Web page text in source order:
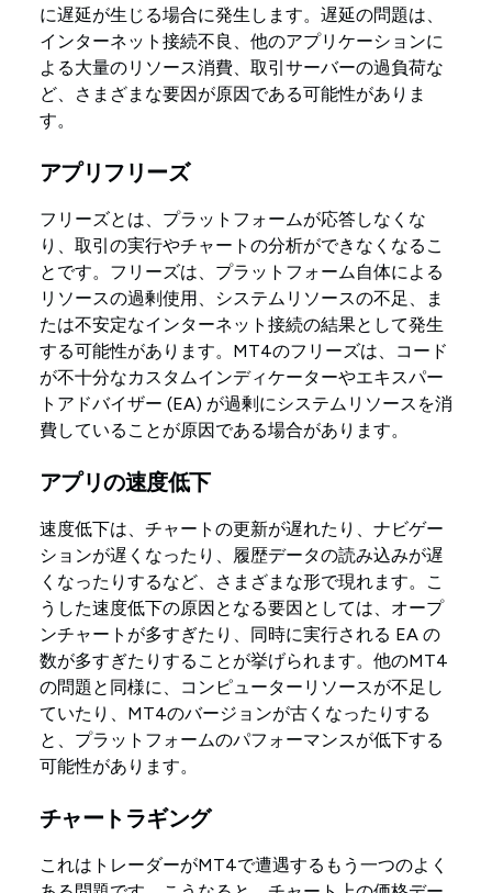
に遅延が生じる場合に発生します。遅延の問題は、
インターネット接続不良、他のアプリケーションに
よる大量のリソース消費、取引サーバーの過負荷な
ど、さまざまな要因が原因である可能性がありま
す。
アプリフリーズ
フリーズとは、プラットフォームが応答しなくな
り、取引の実行やチャートの分析ができなくなるこ
とです。フリーズは、プラットフォーム自体による
リソースの過剰使用、システムリソースの不足、ま
たは不安定なインターネット接続の結果として発生
する可能性があります。MT4のフリーズは、コード
が不十分なカスタムインディケーターやエキスパー
トアドバイザー (EA) が過剰にシステムリソースを消
費していることが原因である場合があります。
アプリの速度低下
速度低下は、チャートの更新が遅れたり、ナビゲー
ションが遅くなったり、履歴データの読み込みが遅
くなったりするなど、さまざまな形で現れます。こ
うした速度低下の原因となる要因としては、オープ
ンチャートが多すぎたり、同時に実行される EA の
数が多すぎたりすることが挙げられます。他のMT4
の問題と同様に、コンピューターリソースが不足し
ていたり、MT4のバージョンが古くなったりする
と、プラットフォームのパフォーマンスが低下する
可能性があります。
チャートラギング
これはトレーダーがMT4で遭遇するもう一つのよく